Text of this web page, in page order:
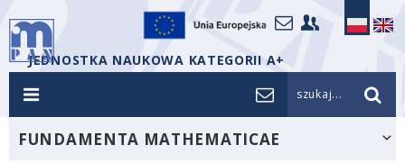
JEDNOSTKA NAUKOWA KATEGORII A+
szukaj...
FUNDAMENTA MATHEMATICAE